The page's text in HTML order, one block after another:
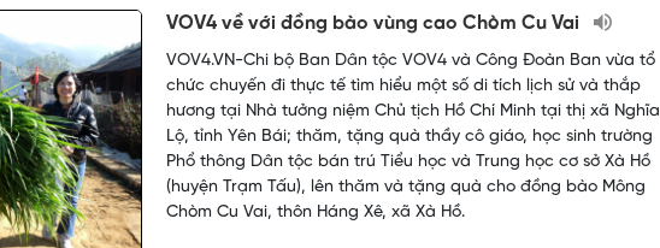
VOV4 về với đồng bào vùng cao Chòm Cu Vai
VOV4.VN-Chi bộ Ban Dân tộc VOV4 và Công Đoàn Ban vừa tổ
chức chuyến đi thực tế tìm hiểu một số di tích lịch sử và thắp
hương tại Nhà tưởng niệm Chủ tịch Hồ Chí Minh tại thị xã Nghĩa
Lộ, tỉnh Yên Bái; thăm, tặng quà thầy cô giáo, học sinh trường
Phổ thông Dân tộc bán trú Tiểu học và Trung học cơ sở Xà Hồ
(huyện Trạm Tấu), lên thăm và tặng quà cho đồng bào Mông
Chòm Cu Vai, thôn Háng Xê, xã Xà Hồ. ​